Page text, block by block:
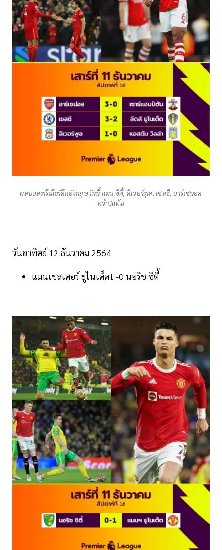
ผลบอลพรีเมียร์​ลีก​อังกฤษ​วันนี้ แมน ซิตี้, ลิเวอร์พูล, เชลซี, อาร์เซนอล​
คว้า3แต้ม
วันอาทิตย์ 12 ธันวาคม 2564
แมนเชสเตอร์ ยูไนเต็ด1 -0 นอริช ซิตี้